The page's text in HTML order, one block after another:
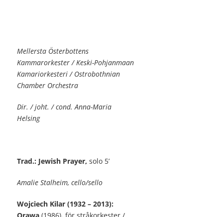
Mellersta Österbottens
Kammarorkester / Keski-Pohjanmaan
Kamariorkesteri / Ostrobothnian
Chamber Orchestra
Dir. / joht. / cond. Anna-Maria
Helsing
Trad.: Jewish Prayer, solo 5’
Amalie Stalheim, cello/sello
Wojciech Kilar (1932 – 2013):
Orawa (1986), för stråkorkester /